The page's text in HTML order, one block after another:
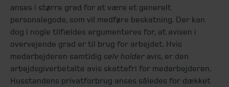
anses i større grad for at være et generelt
personalegode, som vil medføre beskatning. Der kan
dog i nogle tilfældes argumenteres for, at avisen i
overvejende grad er til brug for arbejdet. Hvis
medarbejderen samtidig selv holder avis, er den
arbejdsgiverbetalte avis skattefri for medarbejderen.
Husstandens privatforbrug anses således for dækket